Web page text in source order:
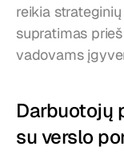
reikia
supratimas
vadovams
Darbuotojų
su verslo